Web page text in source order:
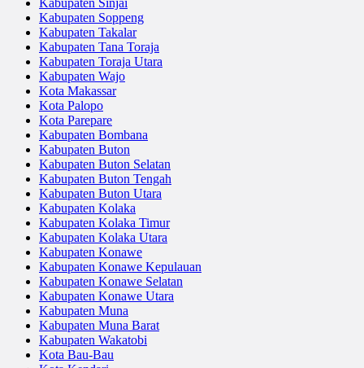
Kabupaten Sinjai
Kabupaten Soppeng
Kabupaten Takalar
Kabupaten Tana Toraja
Kabupaten Toraja Utara
Kabupaten Wajo
Kota Makassar
Kota Palopo
Kota Parepare
Kabupaten Bombana
Kabupaten Buton
Kabupaten Buton Selatan
Kabupaten Buton Tengah
Kabupaten Buton Utara
Kabupaten Kolaka
Kabupaten Kolaka Timur
Kabupaten Kolaka Utara
Kabupaten Konawe
Kabupaten Konawe Kepulauan
Kabupaten Konawe Selatan
Kabupaten Konawe Utara
Kabupaten Muna
Kabupaten Muna Barat
Kabupaten Wakatobi
Kota Bau-Bau